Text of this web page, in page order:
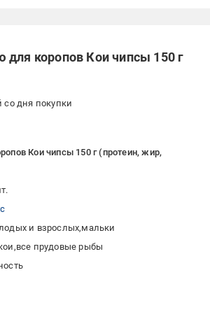
коропов Кои чипсы 150 г
со дня покупки
Кои чипсы 150 г (протеин, жир,
и взрослых мальки
все прудовые рыбы